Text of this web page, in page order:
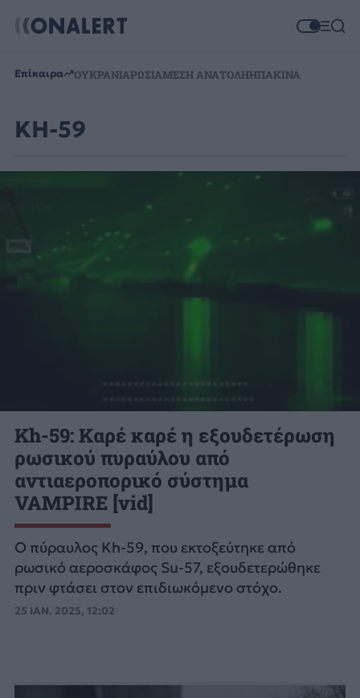
Επίκαιρα ΟΥΚΡΑΝΙΑΡΩΣΙΑΜΕΣΗ ΑΝΑΤΟΛΗΗΠΑΚΙΝΑ
KH-59
Kh-59: Καρέ καρέ η εξουδετέρωση
ρωσικού πυραύλου από
αντιαεροπορικό σύστημα
VAMPIRE [vid]
Ο πύραυλος Kh-59, που εκτοξεύτηκε από
ρωσικό αεροσκάφος Su-57, εξουδετερώθηκε
πριν φτάσει στον επιδιωκόμενο στόχο.
25 ΙΑΝ. 2025, 12:02